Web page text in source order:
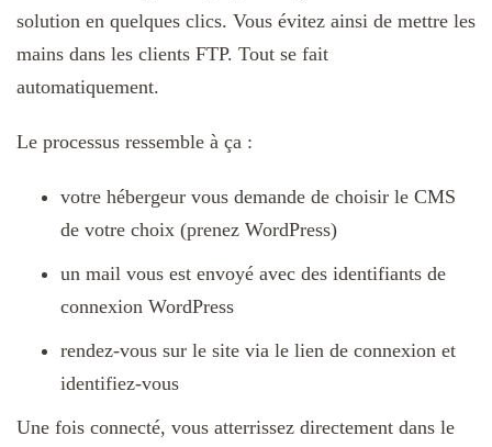
solution en quelques clics. Vous évitez ainsi de mettre les
mains dans les clients FTP. Tout se fait
automatiquement.
Le processus ressemble à ça :
votre hébergeur vous demande de choisir le CMS
de votre choix (prenez WordPress)
un mail vous est envoyé avec des identifiants de
connexion WordPress
rendez-vous sur le site via le lien de connexion et
identifiez-vous
Une fois connecté, vous atterrissez directement dans le